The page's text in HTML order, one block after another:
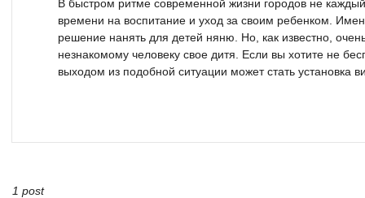
В быстром ритме современной жизни городов не
времени на воспитание и уход за своим ребенком.
решение нанять для детей няню. Но, как известно,
незнакомому человеку свое дитя. Если вы хотите не
выходом из подобной ситуации может стать установка
1 post